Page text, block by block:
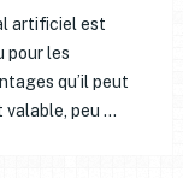
artificiel est
pour les
qu’il peut
valable, peu …